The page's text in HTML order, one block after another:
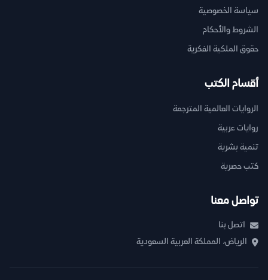
سياسة الخصوصية
الشروط والأحكام
حقوق الملكية الفكرية
أقسام الكتب
الروايات العالمية المترجمة
روايات عربية
تنمية بشرية
كتب حصرية
تواصل معنا
اتصل بنا
الرياض، المملكة العربية السعودية